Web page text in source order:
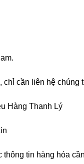
cần liên hệ
Hàng Thanh Lý
tin hàng hóa